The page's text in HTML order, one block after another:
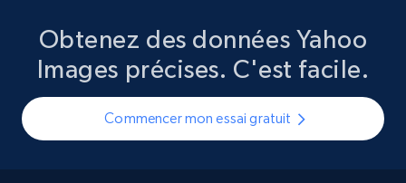
Obtenez des données Yahoo
Images précises. C'est facile.
Commencer mon essai gratuit